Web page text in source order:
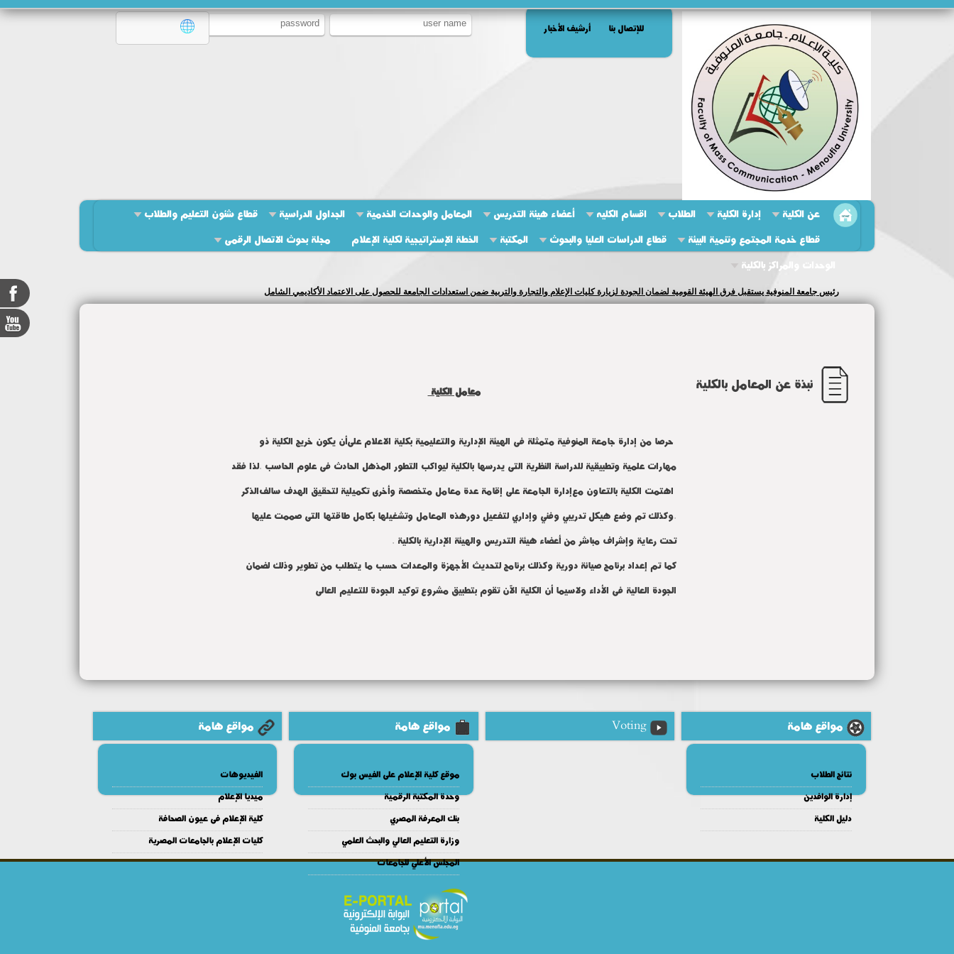
للإتصال بنا أرشيف الأخبار
عن الكلية إدارة الكلية الطلاب اقسام الكليه أعضاء هيئة التدريس المعامل والوحدات الخدمية الجداول الدراسية
قطاع شئون التعليم والطلاب
قطاع خدمة المجتمع وتنمية البيئة
قطاع الدراسات العليا والبحوث المكتبة الخطة الإستراتيجية لكلية الإعلام
مجلة بحوث الاتصال الرقمى
الوحدات والمراكز بالكلية
عميد الكلية تستقبل لجنة التمييز البيئي بالجامعة
نبذة عن المعامل بالكلية معامل الكلية
أن يكون خريج الكلية ذو
مهارات علمية وتطبيقية للدراسة النظرية التى يدرسها بالكلية ليواكب التطور المذهل الحادث فى علوم الحاسب .لذا فقد
إدارة الجامعة على إقامة عدة
الذكر
.وكذلك تم وضع هيكل تدريبي وفني وإداري لتفعيل دورهذه المعامل وتشغيلها بكامل طاقتها التى صممت عليها
تحترعاية وإشراف مباشر من أعضاء هيئة التدريسوالهيئة الإدارية بالكلية .
كما تم إعداد برنامج صيانة دورية وكذلك برنامج لتحديث الأجهزة والمعدات حسب ما يتطلب من تطوير وذلك لضمان
الجودة العالية فى الأداء ولاسيما أن الكلية الآن تقوم بتطبيق مشروع توكيد الجودة للتعليم العالى
مواقع هامة
نتائج الطلاب
إدارة الوافدين
دليل الكلية
Voting مواقع هامة
موقع كلية الإعلام على الفيس بوك
وحدة المكتبة الرقمية
بنك المعرفة المصري
وزارة التعليم العالي والبحث العلمي
المجلس الأعلي للجامعات
مواقع هامة
الفيديوهات
ميديا الإعلام
كلية الإعلام فى عيون الصحافة
كليات الإعلام بالجامعات المصرية